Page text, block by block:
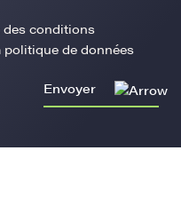
des conditions
politique de données
Envoyer